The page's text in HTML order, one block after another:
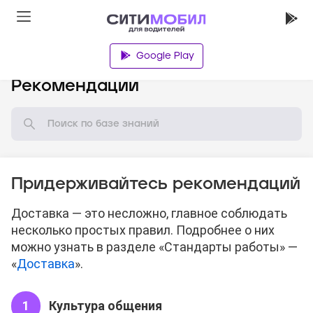
Google Play
Рекомендации
Придерживайтесь рекомендаций
Доставка — это несложно, главное соблюдать
несколько простых правил. Подробнее о них
можно узнать в разделе «Стандарты работы» —
«Доставка».
Культура общения